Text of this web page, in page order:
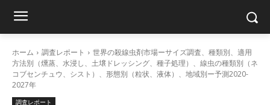
ホーム 調査レポート
世界の殺線虫剤市場ーサイズ調査、種類別、適用
方法別（燻蒸、水浸し、土壌ドレッシング、種子処理）、線虫の種類別（ネ
コブセンチュウ、シスト）、形態別（粒状、液体）、地域別ー予測2020-
2027年
調査レポート